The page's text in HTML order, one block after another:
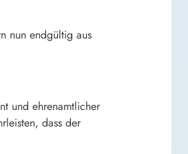
nun endgültig aus
und ehrenamtlicher
dass der